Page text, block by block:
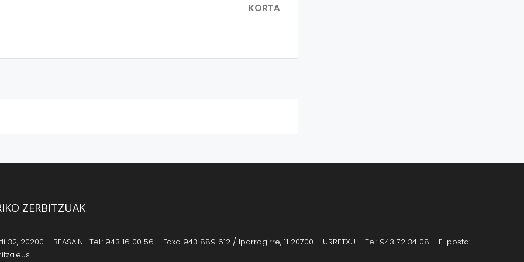
KORTA
ZERBITZUAK
32, 20200 – BEASAIN- Tel.: 943 16 00 56 – Faxa 943 889 612 / Iparragirre, 11 20700 – URRETXU – Tel: 943 72 34 08 – E-posta: